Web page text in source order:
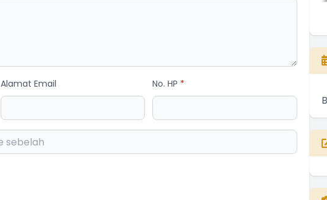
Alamat Email No. HP *